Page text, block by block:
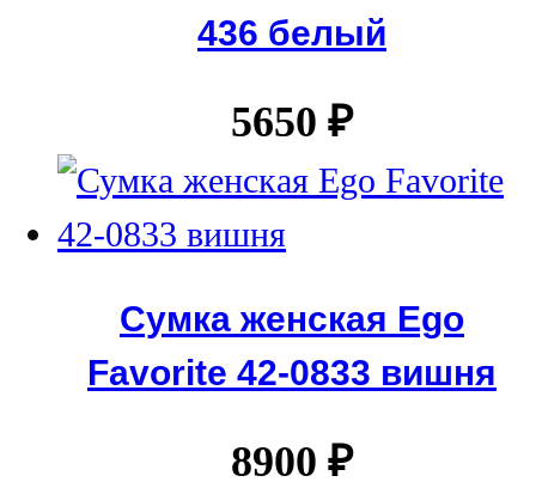
436 белый
5650 ₽
Сумка женская Ego
Favorite 42-0833 вишня
8900 ₽